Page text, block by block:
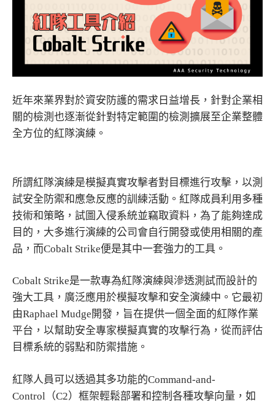
近年來業界對於資安防護的需求日益增長，針對企業相
關的檢測也逐漸從針對特定範圍的檢測擴展至企業整體
全方位的紅隊演練。
所謂紅隊演練是模擬真實攻擊者對目標進行攻擊，以測
試安全防禦和應急反應的訓練活動。紅隊成員利用多種
技術和策略，試圖入侵系統並竊取資料，為了能夠達成
目的，大多進行演練的公司會自行開發或使用相關的產
品，而Cobalt Strike便是其中一套強力的工具。
Cobalt Strike是一款專為紅隊演練與滲透測試而設計的
強大工具，廣泛應用於模擬攻擊和安全演練中。它最初
由Raphael Mudge開發，旨在提供一個全面的紅隊作業
平台，以幫助安全專家模擬真實的攻擊行為，從而評估
目標系統的弱點和防禦措施。
紅隊人員可以透過其多功能的Command-and-
Control（C2）框架輕鬆部署和控制各種攻擊向量，如